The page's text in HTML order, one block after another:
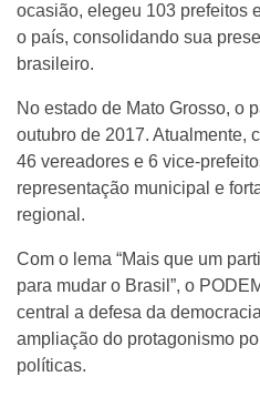
ocasião, elegeu 103 prefeitos
o país, consolidando sua
brasileiro.
No estado de Mato Grosso, o
outubro de 2017. Atualmente,
46 vereadores e 6 vice-
representação municipal e
regional.
Com o lema “Mais que um
para mudar o Brasil”, o
central a defesa da
ampliação do protagonismo
políticas.